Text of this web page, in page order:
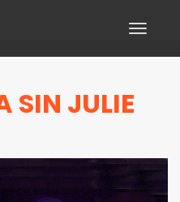
Toggle
SIN JULIE